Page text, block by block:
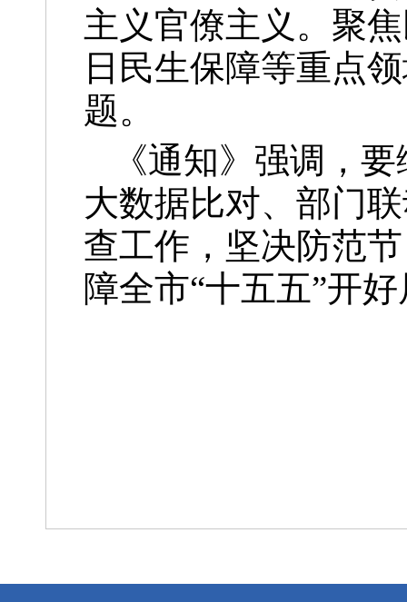
主义官僚主义。聚
日民生保障等重点
题。
《通知》强调，
大数据比对、部门
查工作，坚决防范
障全市“十五五”开